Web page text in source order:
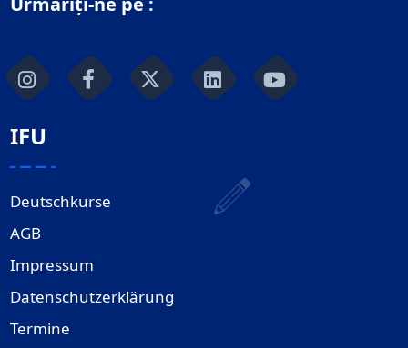
IFU
Deutschkurse
AGB
Impressum
Datenschutzerklärung
Termine